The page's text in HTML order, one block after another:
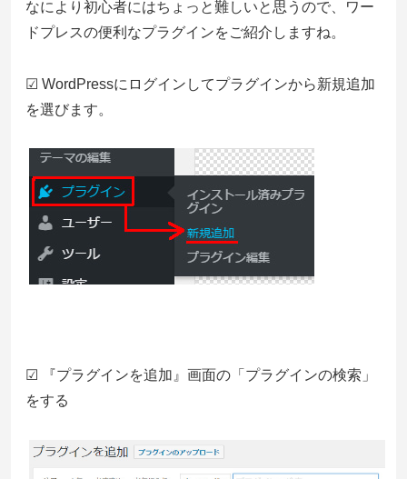
なにより初心者にはちょっと難しいと思うので、ワー
ドプレスの便利なプラグインをご紹介しますね。
☑ WordPressにログインしてプラグインから新規追加
を選びます。
☑ 『プラグインを追加』画面の「プラグインの検索」
をする